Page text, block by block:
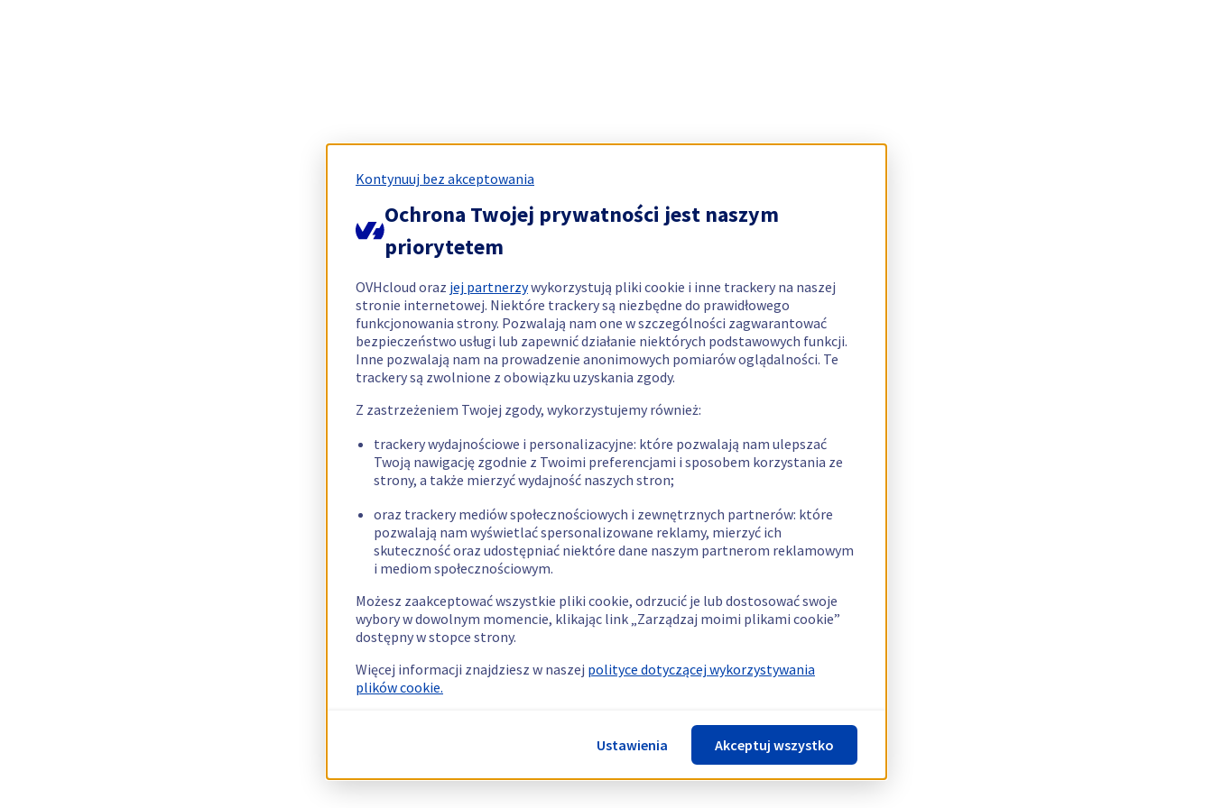
Kontynuuj bez akceptowania
Ochrona Twojej prywatności jest naszym
priorytetem
OVHcloud oraz jej partnerzywykorzystują pliki cookie i inne trackery na naszej
stronie internetowej. Niektóre trackery są niezbędne do prawidłowego
funkcjonowania strony. Pozwalają nam one w szczególności zagwarantować
bezpieczeństwo usługi lub zapewnić działanie niektórych podstawowych funkcji.
Inne pozwalają nam na prowadzenie anonimowych pomiarów oglądalności. Te
trackery są zwolnione z obowiązku uzyskania zgody.
Z zastrzeżeniem Twojej zgody, wykorzystujemy również:
trackery wydajnościowe i personalizacyjne: które pozwalają nam ulepszać
Twoją nawigację zgodnie z Twoimi preferencjami i sposobem korzystania ze
strony, a także mierzyć wydajność naszych stron;
oraz trackery mediów społecznościowych i zewnętrznych partnerów: które
pozwalają nam wyświetlać spersonalizowane reklamy, mierzyć ich
skuteczność oraz udostępniać niektóre dane naszym partnerom reklamowym
i mediom społecznościowym.
Możesz zaakceptować wszystkie pliki cookie, odrzucić je lub dostosować swoje
wybory w dowolnym momencie, klikając link „Zarządzaj moimi plikami cookie”
dostępny w stopce strony.
Więcej informacji znajdziesz w naszej polityce dotyczącej wykorzystywania
plików cookie.
Ustawienia Akceptuj wszystko